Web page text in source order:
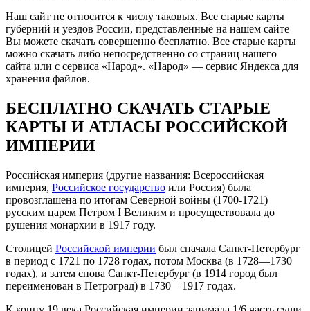
Наш сайт не относится к числу таковых. Все старые карты
губерний и уездов России, представленные на нашем сайте
Вы можете скачать совершенно бесплатно. Все старые карты
можно скачать либо непосредственно со страниц нашего
сайта или с сервиса «Народ». «Народ» — сервис Яндекса для
хранения файлов.
БЕСПЛАТНО СКАЧАТЬ СТАРЫЕ
КАРТЫ И АТЛАСЫ РОССИЙСКОЙ
ИМПЕРИИ
Российская империя (другие названия: Всероссийская
империя, Российское государство или Россия) была
провозглашена по итогам Северной войны (1700-1721)
русским царем Петром I Великим и просуществовала до
рушения монархии в 1917 году.
Столицей Российской империи был сначала Санкт-Петербург
в период с 1721 по 1728 годах, потом Москва (в 1728—1730
годах), и затем снова Санкт-Петербург (в 1914 город был
переименован в Петроград) в 1730—1917 годах.